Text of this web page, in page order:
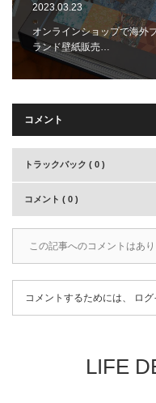
2023.03.23
オンラインショップで海外
ランド壁紙販売…
コメント
トラックバック ( 0 )
コメント ( 0 )
この記事へのコメントはあり
コメントするためには、 ログ
LIFE